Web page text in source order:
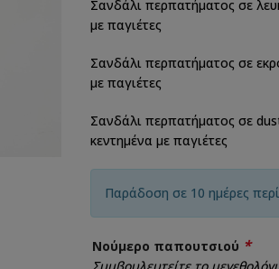
Σανδάλι περπατήματος σε
με παγιέτες
Σανδάλι περπατήματος σε
με παγιέτες
Σανδάλι περπατήματος σε
κεντημένα με παγιέτες
Παράδοση σε 10 ημέρες
Νούμερο παπουτσιού *